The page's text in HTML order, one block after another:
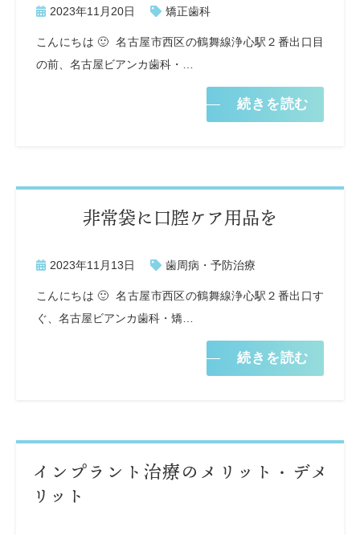
2023年11月20日 矯正歯科
こんにちは 🙂 名古屋市西区の鶴舞線浄心駅２番出口目
の前、名古屋ビアンカ歯科・…
続きを読む
非常袋に口腔ケア用品を
2023年11月13日 歯周病・予防治療
こんにちは 🙂 名古屋市西区の鶴舞線浄心駅２番出口す
ぐ、名古屋ビアンカ歯科・矯…
続きを読む
インプラント治療のメリット・デメ
リット